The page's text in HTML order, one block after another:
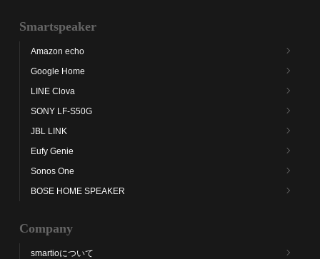
Smartspeaker
Amazon echo
Google Home
LINE Clova
SONY LF-S50G
JBL LINK
Eufy Genie
Sonos One
BOSE HOME SPEAKER
Company
smartioについて